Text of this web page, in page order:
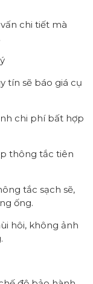
chi tiết mà
tín sẽ báo giá cụ
chi phí bất hợp
thông tắc tiên
tắc sạch sẽ,
ống.
hôi, không ảnh